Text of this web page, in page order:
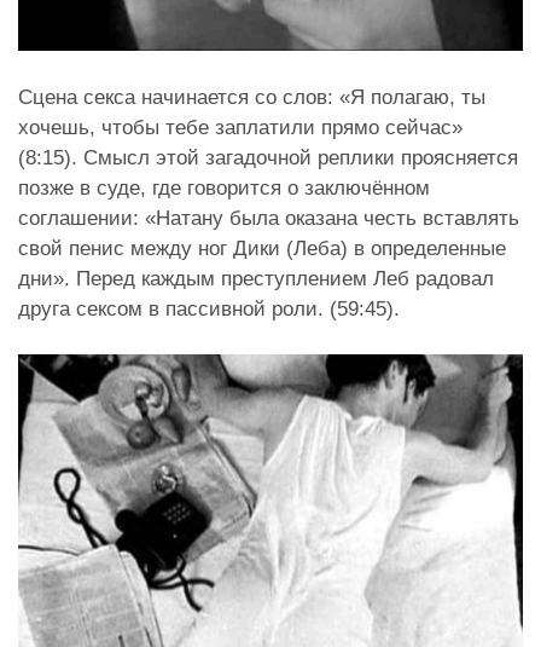
Сцена секса начинается со слов: «Я полагаю, ты
хочешь, чтобы тебе заплатили прямо сейчас»
(8:15). Смысл этой загадочной реплики проясняется
позже в суде, где говорится о заключённом
соглашении: «Натану была оказана честь вставлять
свой пенис между ног Дики (Леба) в определенные
дни». Перед каждым преступлением Леб радовал
друга сексом в пассивной роли. (59:45).